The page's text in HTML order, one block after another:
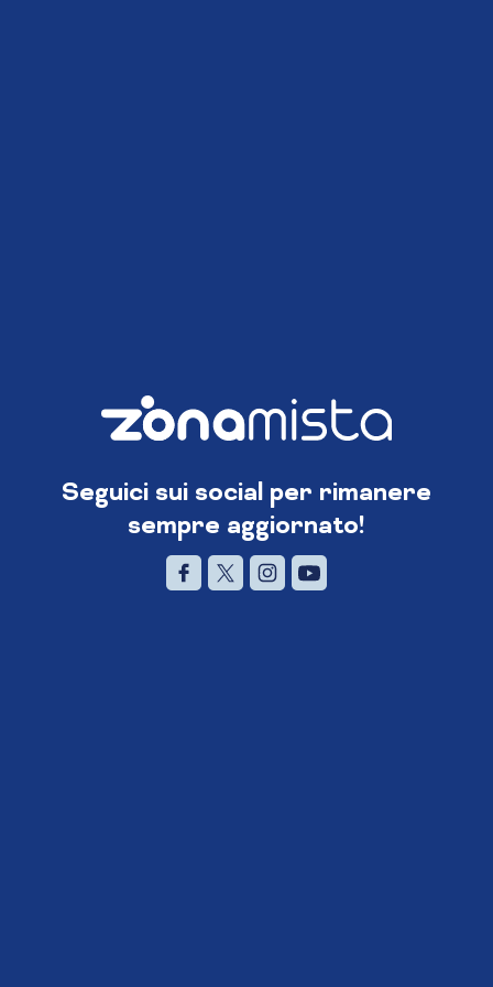
Seguici sui social per rimanere
sempre aggiornato!